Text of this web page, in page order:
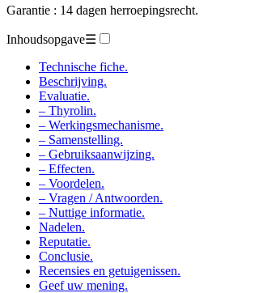
Garantie : 14 dagen herroepingsrecht.
Inhoudsopgave☰
Technische fiche.
Beschrijving.
Evaluatie.
– Thyrolin.
– Werkingsmechanisme.
– Samenstelling.
– Gebruiksaanwijzing.
– Effecten.
– Voordelen.
– Vragen / Antwoorden.
– Nuttige informatie.
Nadelen.
Reputatie.
Conclusie.
Recensies en getuigenissen.
Geef uw mening.